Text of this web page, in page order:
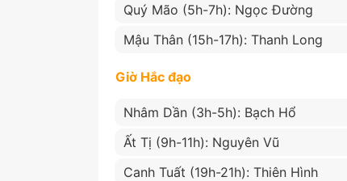
Quý Mão (5h-7h): Ngọc Đường
Mậu Thân (15h-17h): Thanh Long
Giờ Hắc đạo
Nhâm Dần (3h-5h): Bạch Hổ
Ất Tị (9h-11h): Nguyên Vũ
Canh Tuất (19h-21h): Thiên Hình